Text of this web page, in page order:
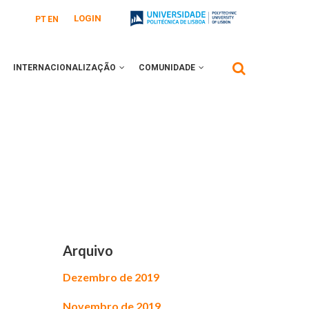
PT EN LOGIN
INTERNACIONALIZAÇÃO COMUNIDADE
Arquivo
Dezembro de 2019
Novembro de 2019